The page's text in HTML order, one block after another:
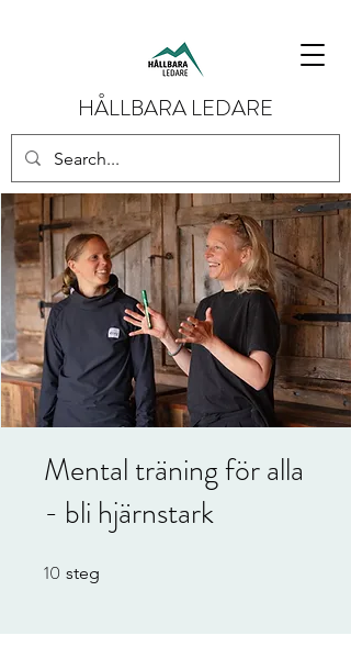
HÅLLBARA LEDARE
Mental träning för alla
- bli hjärnstark
10 steg